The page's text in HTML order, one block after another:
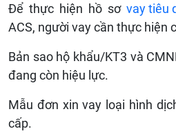
Để thực hiện hồ sơ vay tiêu
ACS, người vay cần thực hiện
Bản sao hộ khẩu/KT3 và
đang còn hiệu lực.
Mẫu đơn xin vay loại hình
cấp.